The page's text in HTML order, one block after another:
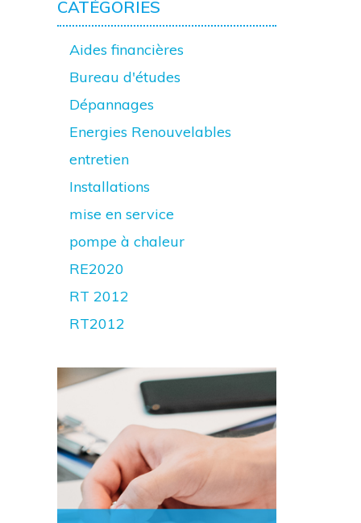
CATÉGORIES
Aides financières
Bureau d'études
Dépannages
Energies Renouvelables
entretien
Installations
mise en service
pompe à chaleur
RE2020
RT 2012
RT2012